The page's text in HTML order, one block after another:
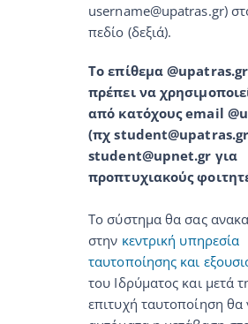
username@upatras.gr)
πεδίο (δεξιά).
To επίθεμα
πρέπει να
από κατόχους email
(πχ student@upatras.gr
student@upnet.gr για
προπτυχιακούς
Το σύστημα θα σας
στην κεντρική υπηρεσία
ταυτοποίησης και
του Ιδρύματος και μετά
επιτυχή ταυτοποίηση θα